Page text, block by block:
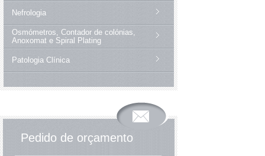
Nefrologia
Osmómetros, Contador de colónias,
Anoxomat e Spiral Plating
Patologia Clínica
Pedido de orçamento